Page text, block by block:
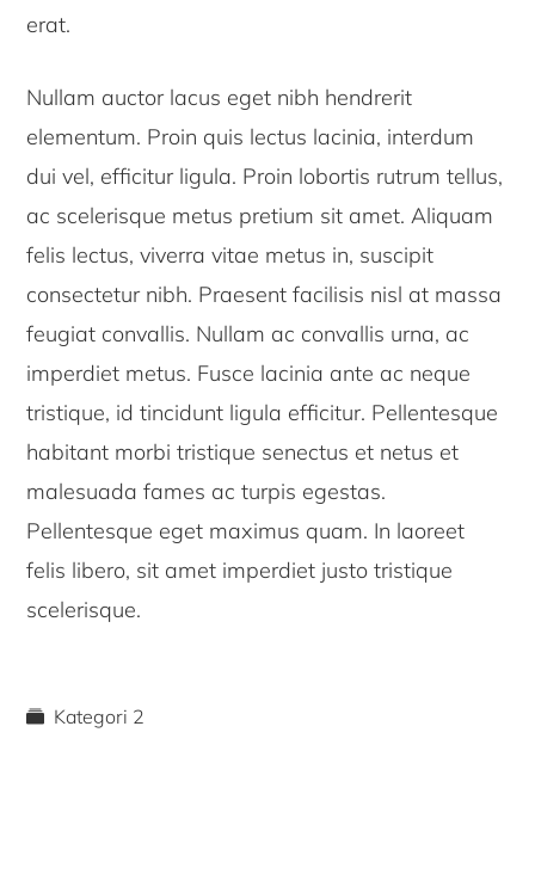
erat.
Nullam auctor lacus eget nibh hendrerit
elementum. Proin quis lectus lacinia, interdum
dui vel, efficitur ligula. Proin lobortis rutrum tellus,
ac scelerisque metus pretium sit amet. Aliquam
felis lectus, viverra vitae metus in, suscipit
consectetur nibh. Praesent facilisis nisl at massa
feugiat convallis. Nullam ac convallis urna, ac
imperdiet metus. Fusce lacinia ante ac neque
tristique, id tincidunt ligula efficitur. Pellentesque
habitant morbi tristique senectus et netus et
malesuada fames ac turpis egestas.
Pellentesque eget maximus quam. In laoreet
felis libero, sit amet imperdiet justo tristique
scelerisque.
Kategori 2